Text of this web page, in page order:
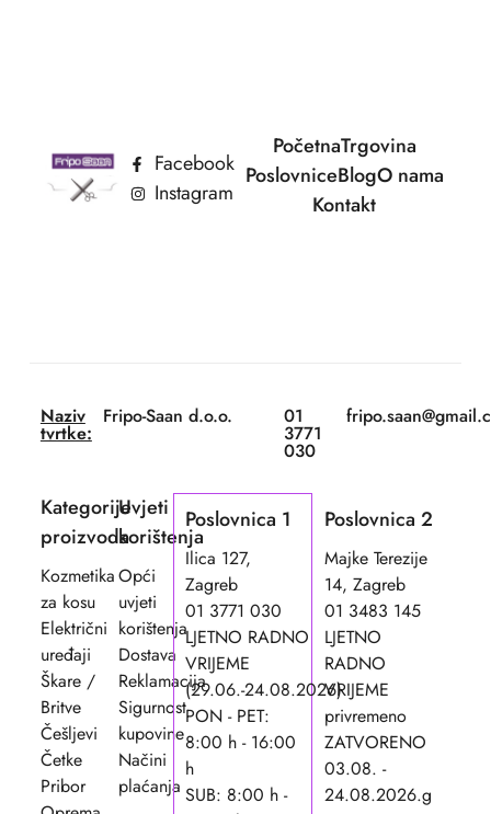
PočetnaTrgovina
PoslovniceBlogO nama
Kontakt
Facebook
Instagram
Naziv
tvrtke:
Fripo-Saan d.o.o. 01
3771
030
Kategorije
proizvoda
Kozmetika
za kosu
Električni
uređaji
Škare /
Britve
Češljevi
Četke
Pribor
Uvjeti
korištenja
Opći
uvjeti
korištenja
Dostava
Reklamacija
Sigurnost
kupovine
Načini
plaćanja
Poslovnica 1
Ilica 127,
Zagreb
01 3771 030
LJETNO RADNO
VRIJEME
(29.06.-24.08.2026)
PON - PET:
8:00 h - 16:00
h
SUB: 8:00 h -
Poslovnica 2
Majke Terezije
14, Zagreb
01 3483 145
LJETNO
RADNO
VRIJEME
privremeno
ZATVORENO
03.08. -
24.08.2026.g